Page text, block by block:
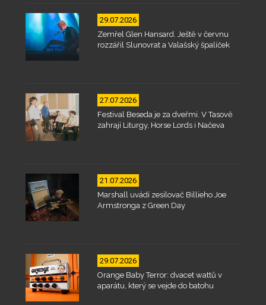
29.07.2026
Zemřel Glen Hansard. Ještě v červnu
rozzářil Slunovrat a Valašský špalíček
27.07.2026
Festival Beseda je za dveřmi. V Tasově
zahrají Liturgy, Horse Lords i Načeva
21.07.2026
Marshall uvádí zesilovač Billieho Joe
Armstronga z Green Day
29.07.2026
Orange Baby Terror: dvacet wattů v
aparátu, který se vejde do batohu